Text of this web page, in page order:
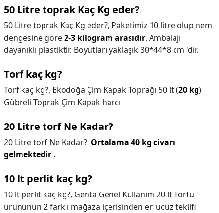
50 Litre toprak Kaç Kg eder?
50 Litre toprak Kaç Kg eder?, Paketimiz 10 litre olup nem
dengesine göre2-3 kilogram arasıdır. Ambalajı
dayanıklı plastiktir. Boyutları yaklaşık 30*44*8 cm 'dir.
Torf kaç kg?
Torf kaç kg?, Ekodoğa Çim Kapak Toprağı 50 lt (20 kg)
Gübreli Toprak Çim Kapak harcı
20 Litre torf Ne Kadar?
20 Litre torf Ne Kadar?, Ortalama 40 kg civarı
gelmektedir .
10 lt perlit kaç kg?
10 lt perlit kaç kg?, Genta Genel Kullanım 20 lt Torfu
ürününün 2 farklı mağaza içerisinden en ucuz teklifi